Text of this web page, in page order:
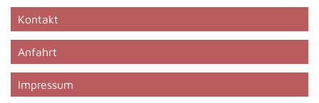
Kontakt
Anfahrt
Impressum